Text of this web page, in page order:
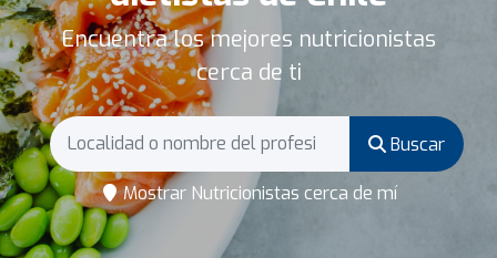
Encuentra los mejores nutricionistas
cerca de ti
Buscar
Mostrar Nutricionistas cerca de mí